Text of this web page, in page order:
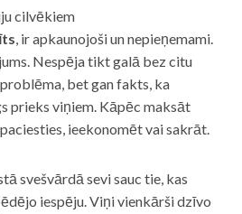
cilvēkiem
, ir apkaunojoši un nepieņemami.
Nespēja tikt galā bez citu
bet gan fakts, ka
prieks viņiem. Kāpēc maksāt
ieekonomēt vai sakrāt.
svešvārdā sevi sauc tie, kas
iespēju. Viņi vienkārši dzīvo